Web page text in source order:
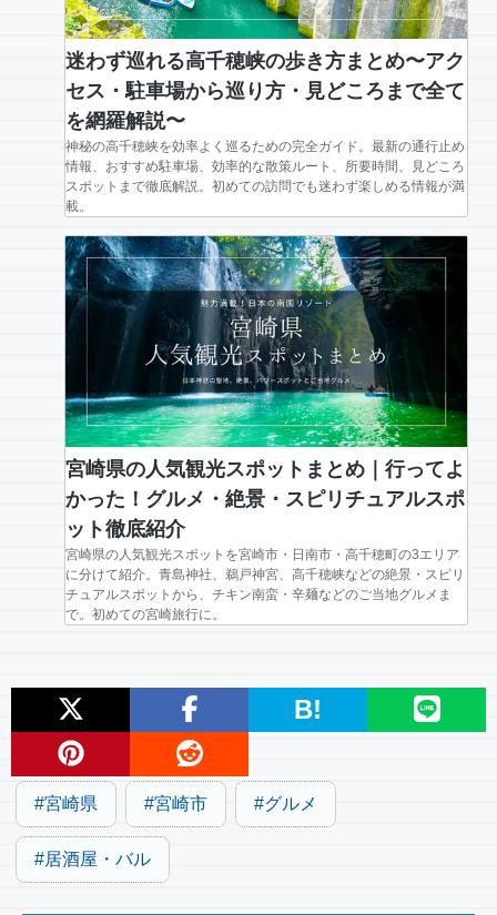
迷わず巡れる高千穂峡の歩き方まとめ〜アク
セス・駐車場から巡り方・見どころまで全て
を網羅解説〜
神秘の高千穂峡を効率よく巡るための完全ガイド。最新の通行止め
情報、おすすめ駐車場、効率的な散策ルート、所要時間、見どころ
スポットまで徹底解説。初めての訪問でも迷わず楽しめる情報が満
載。
宮崎県の人気観光スポットまとめ｜行ってよ
かった！グルメ・絶景・スピリチュアルスポ
ット徹底紹介
宮崎県の人気観光スポットを宮崎市・日南市・高千穂町の3エリア
に分けて紹介。青島神社、鵜戸神宮、高千穂峡などの絶景・スピリ
チュアルスポットから、チキン南蛮・辛麺などのご当地グルメま
で。初めての宮崎旅行に。
B!
宮崎県 宮崎市 グルメ
居酒屋・バル